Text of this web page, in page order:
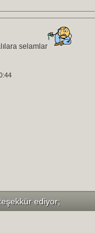
selamlar
ediyor;